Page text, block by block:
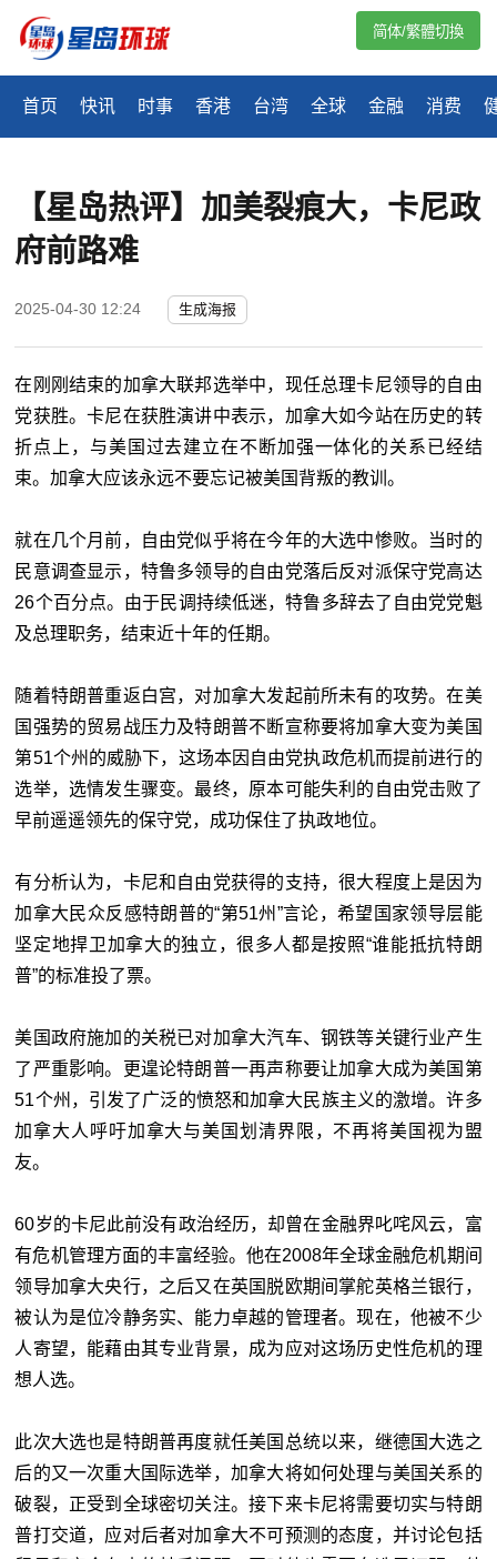
首页 快讯 时事 香港 台湾 全球 金融 消费
简体/繁體切換
【星岛热评】加美裂痕大，卡尼政
府前路难
2025-04-30 12:24 生成海报
在刚刚结束的加拿大联邦选举中，现任总理卡尼领导的自由
党获胜。卡尼在获胜演讲中表示，加拿大如今站在历史的转
折点上，与美国过去建立在不断加强一体化的关系已经结
束。加拿大应该永远不要忘记被美国背叛的教训。
就在几个月前，自由党似乎将在今年的大选中惨败。当时的
民意调查显示，特鲁多领导的自由党落后反对派保守党高达
26个百分点。由于民调持续低迷，特鲁多辞去了自由党党魁
及总理职务，结束近十年的任期。
随着特朗普重返白宫，对加拿大发起前所未有的攻势。在美
国强势的贸易战压力及特朗普不断宣称要将加拿大变为美国
第51个州的威胁下，这场本因自由党执政危机而提前进行的
选举，选情发生骤变。最终，原本可能失利的自由党击败了
早前遥遥领先的保守党，成功保住了执政地位。
有分析认为，卡尼和自由党获得的支持，很大程度上是因为
加拿大民众反感特朗普的“第51州”言论，希望国家领导层能
坚定地捍卫加拿大的独立，很多人都是按照“谁能抵抗特朗
普”的标准投了票。
美国政府施加的关税已对加拿大汽车、钢铁等关键行业产生
了严重影响。更遑论特朗普一再声称要让加拿大成为美国第
51个州，引发了广泛的愤怒和加拿大民族主义的激增。许多
加拿大人呼吁加拿大与美国划清界限，不再将美国视为盟
友。
60岁的卡尼此前没有政治经历，却曾在金融界叱咤风云，富
有危机管理方面的丰富经验。他在2008年全球金融危机期间
领导加拿大央行，之后又在英国脱欧期间掌舵英格兰银行，
被认为是位冷静务实、能力卓越的管理者。现在，他被不少
人寄望，能藉由其专业背景，成为应对这场历史性危机的理
想人选。
此次大选也是特朗普再度就任美国总统以来，继德国大选之
后的又一次重大国际选举，加拿大将如何处理与美国关系的
破裂，正受到全球密切关注。接下来卡尼将需要切实与特朗
普打交道，应对后者对加拿大不可预测的态度，并讨论包括